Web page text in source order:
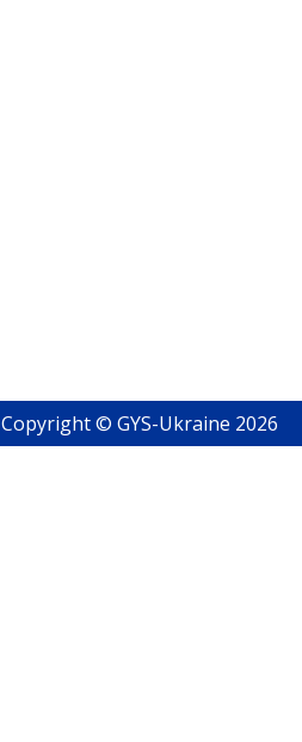
Copyright © GYS-Ukraine 2026